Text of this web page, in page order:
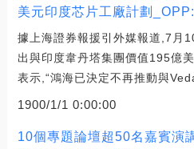
美元印度芯片工廠計劃
據上海證券報援引外媒報道,7月
出與印度韋丹塔集團價值195億
表示,“鴻海已決定不再推動與
1900/1/1 0:00:00
10個專題論壇超50名嘉賓演